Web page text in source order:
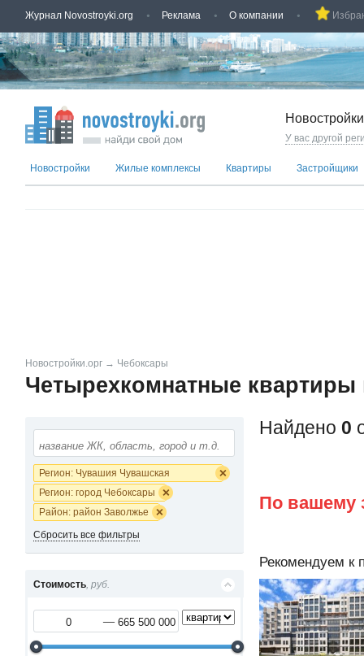
Журнал Novostroyki.org Реклама О компании
У вас другой
Новостройки Жилые комплексы Квартиры Застройщики
Новостройки.орг → Чебоксары
Четырехкомнатные квартиры
Регион: Чувашия Чувашская
Республика -
Регион: город Чебоксары
Район: район Заволжье
Сбросить все фильтры
Стоимость, руб.
Найдено 0
По вашему
Рекомендуем к